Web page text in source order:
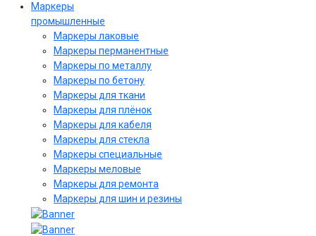
Маркеры
промышленные
Маркеры лаковые
Маркеры перманентные
Маркеры по металлу
Маркеры по бетону
Маркеры для ткани
Маркеры для плёнок
Маркеры для кабеля
Маркеры для стекла
Маркеры специальные
Маркеры меловые
Маркеры для ремонта
Маркеры для шин и резины